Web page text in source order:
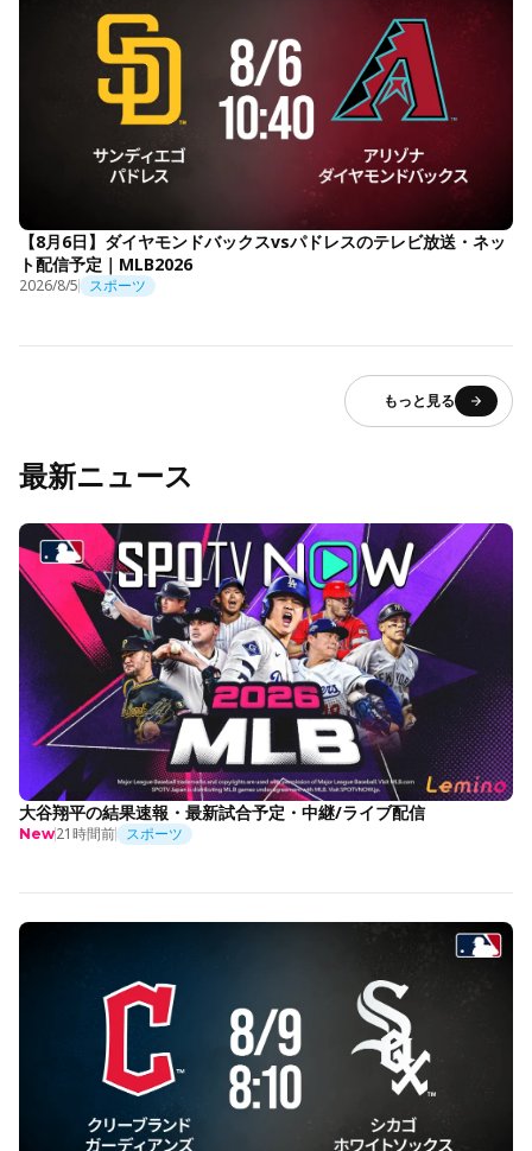
【8月6日】ダイヤモンドバックスvsパドレスのテレビ放送・ネッ
ト配信予定｜MLB2026
2026/8/5 スポーツ
もっと見る
最新ニュース
大谷翔平の結果速報・最新試合予定・中継/ライブ配信
New21時間前 スポーツ